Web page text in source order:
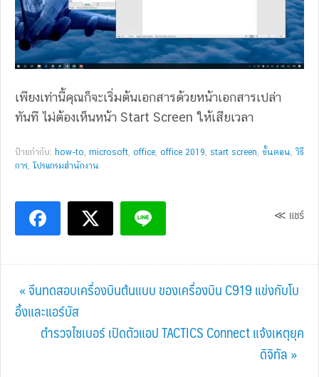
เพียงเท่านี้คุณก็จะเริ่มต้นเอกสารด้วยหน้าเอกสารเปล่า
ทันที ไม่ต้องเห็นหน้า Start Screen ให้เสียเวลา
ป้ายกำกับ: how-to microsoft office office 2019 start screen ขั้นตอน ,วิธี
การ โปรแกรมสำนักงาน
≪ แชร์
Previous
Post:
« จีนทดสอบเครื่องบินต้นแบบ ของเครื่องบิน C919 แข่งกับโบ
อิ้งและแอร์บัส
Next
ตำรวจไซเบอร์ เปิดตัวแอป TACTICS Connect แจ้งเหตุยุค
ดิจิทัล »